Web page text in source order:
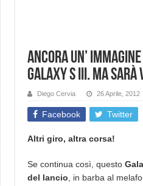
Ancora un’
Galaxy S III. Ma sarà
Diego Cervia 26 Aprile, 2012
Facebook Twitter
Altri giro, altra corsa!
Se continua così, questo
del lancio , in barba al